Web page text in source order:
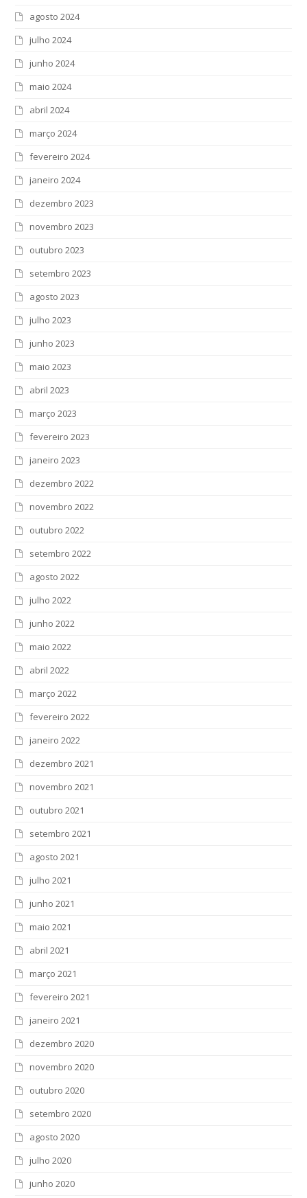
agosto 2024
julho 2024
junho 2024
maio 2024
abril 2024
março 2024
fevereiro 2024
janeiro 2024
dezembro 2023
novembro 2023
outubro 2023
setembro 2023
agosto 2023
julho 2023
junho 2023
maio 2023
abril 2023
março 2023
fevereiro 2023
janeiro 2023
dezembro 2022
novembro 2022
outubro 2022
setembro 2022
agosto 2022
julho 2022
junho 2022
maio 2022
abril 2022
março 2022
fevereiro 2022
janeiro 2022
dezembro 2021
novembro 2021
outubro 2021
setembro 2021
agosto 2021
julho 2021
junho 2021
maio 2021
abril 2021
março 2021
fevereiro 2021
janeiro 2021
dezembro 2020
novembro 2020
outubro 2020
setembro 2020
agosto 2020
julho 2020
junho 2020